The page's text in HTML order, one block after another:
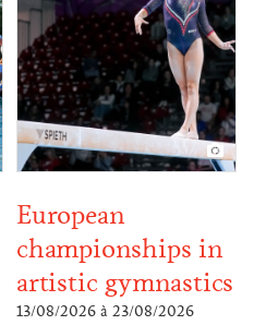
European
championships in
artistic gymnastics
13/08/2026 à 23/08/2026